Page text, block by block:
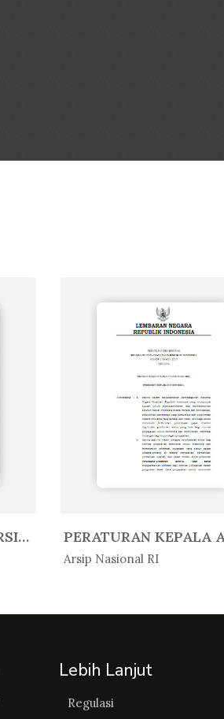
PERATURAN KEPALA ARSIP NASIONAL ...
Arsip Nasional RI
In Peratur...
Lebih Lanjut
Regulasi